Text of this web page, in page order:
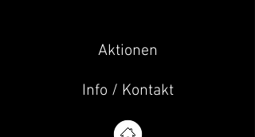
Aktionen
Info / Kontakt